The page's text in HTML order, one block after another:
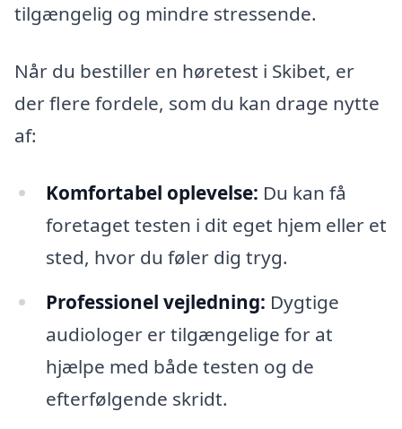
tilgængelig og mindre stressende.
Når du bestiller en høretest i Skibet, er
der flere fordele, som du kan drage nytte
af:
Komfortabel oplevelse: Du kan få
foretaget testen i dit eget hjem eller et
sted, hvor du føler dig tryg.
Professionel vejledning: Dygtige
audiologer er tilgængelige for at
hjælpe med både testen og de
efterfølgende skridt.